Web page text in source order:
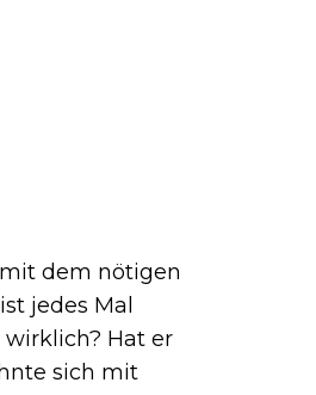
dem nötigen
jedes Mal
Hat er
sich mit